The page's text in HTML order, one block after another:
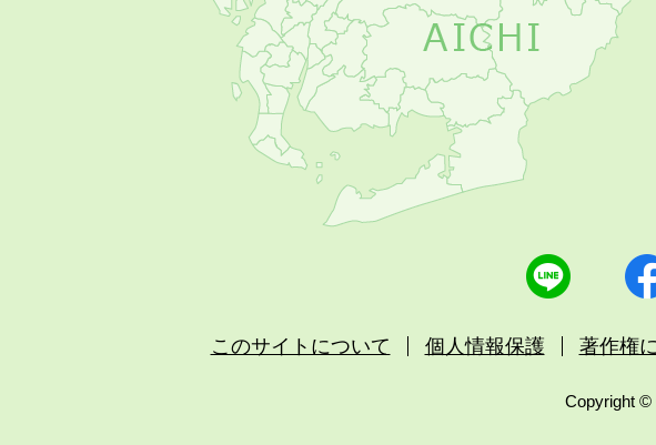
このサイトについて 個人情報保護 著作権
Copyright ©